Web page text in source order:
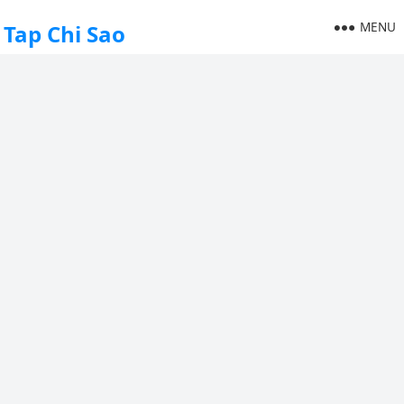
Tap Chi Sao MENU